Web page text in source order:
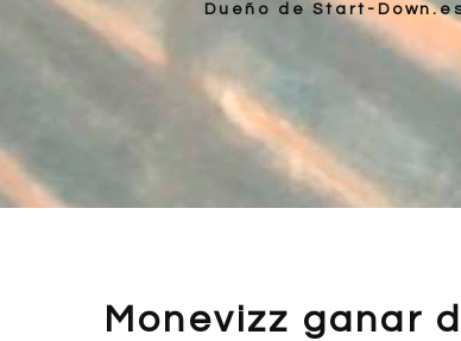
Dueño de Start-
Monevizz ganar